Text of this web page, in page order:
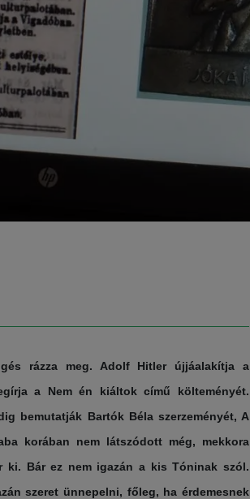
rázza meg. Adolf Hitler újjáalakítja a
a Nem én kiáltok című költeményét.
bemutatják Bartók Béla szerzeményét, A
korában nem látszódott még, mekkora
ki. Bár ez nem igazán a kis Tóninak szól.
szeret ünnepelni, főleg, ha érdemesnek